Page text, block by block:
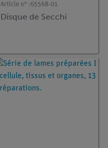
Article n° :65568-01
Disque de Secchi